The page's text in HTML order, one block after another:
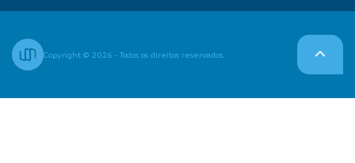
Copyright © 2026 - Todos os direitos reservados.